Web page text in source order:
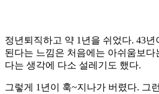
정년퇴직하고 약 1년을 쉬었다. 43
된다는 느낌은 처음에는 아쉬움보
다는 생각에 다소 설레기도 했다.
그렇게 1년이 훅~지나가 버렸다. 그